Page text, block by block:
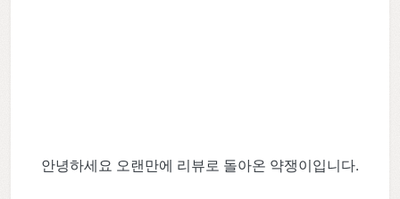
안녕하세요 오랜만에 리뷰로 돌아온 약쟁이입니다.